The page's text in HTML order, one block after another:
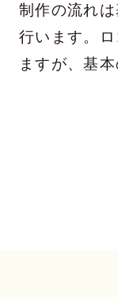
制作の流れ
行います。
ますが、基